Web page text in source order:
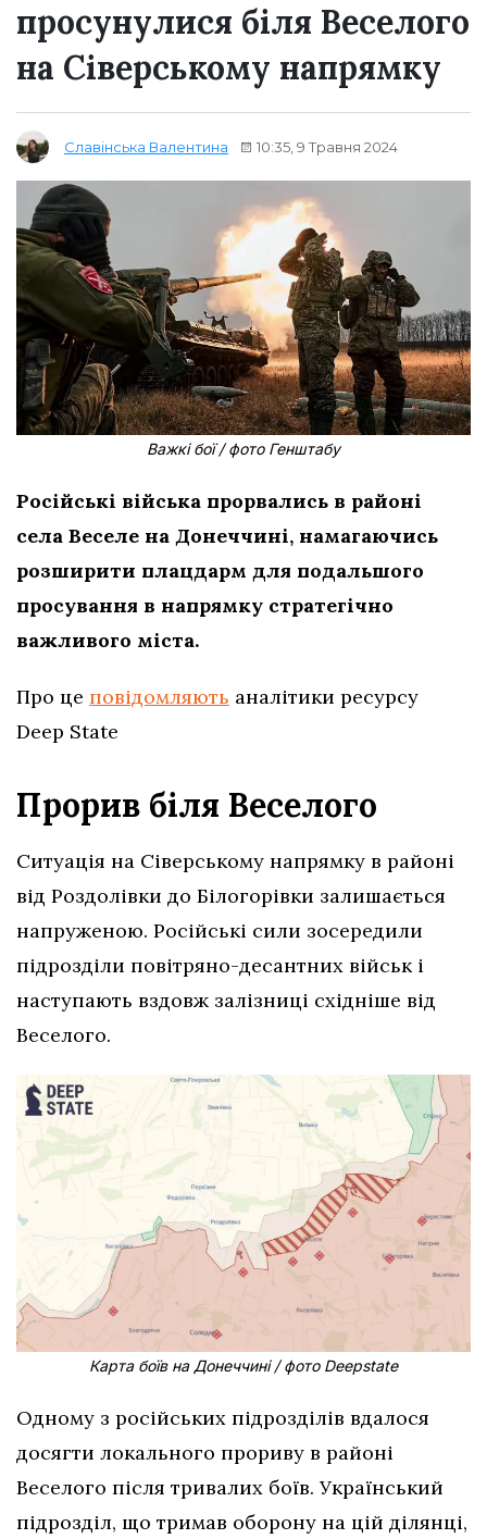
просунулися біля Веселого
на Сіверському напрямку
Славінська Валентина 10:35, 9 Травня 2024
Важкі бої / фото Генштабу
Російські війська прорвались в районі
села Веселе на Донеччині, намагаючись
розширити плацдарм для подальшого
просування в напрямку стратегічно
важливого міста.
Про це повідомляють аналітики ресурсу
Deep State
Прорив біля Веселого
Ситуація на Сіверському напрямку в районі
від Роздолівки до Білогорівки залишається
напруженою. Російські сили зосередили
підрозділи повітряно-десантних військ і
наступають вздовж залізниці східніше від
Веселого.
Карта боїв на Донеччині / фото Deepstate
Одному з російських підрозділів вдалося
досягти локального прориву в районі
Веселого після тривалих боїв. Український
підрозділ, що тримав оборону на цій ділянці,